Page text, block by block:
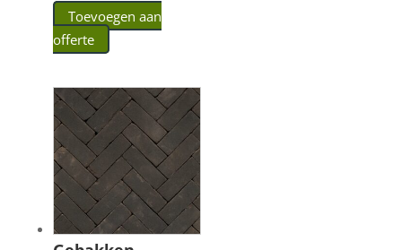
Toevoegen aan
offerte